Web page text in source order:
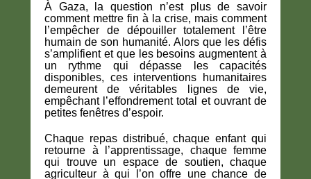
À Gaza, la question n’est plus de savoir
comment mettre fin à la crise, mais comment
l’empêcher de dépouiller totalement l’être
humain de son humanité. Alors que les défis
s’amplifient et que les besoins augmentent à
un rythme qui dépasse les capacités
disponibles, ces interventions humanitaires
demeurent de véritables lignes de vie,
empêchant l’effondrement total et ouvrant de
petites fenêtres d’espoir.
Chaque repas distribué, chaque enfant qui
retourne à l’apprentissage, chaque femme
qui trouve un espace de soutien, chaque
agriculteur à qui l’on offre une chance de